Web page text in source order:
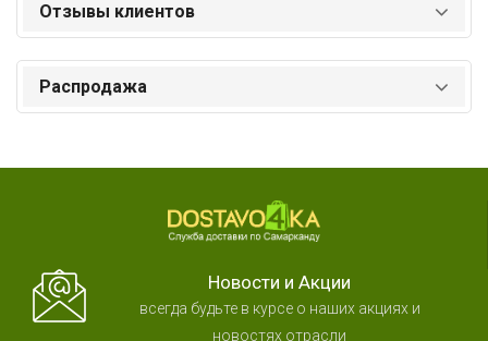
Отзывы клиентов
Распродажа
Новости и Акции
всегда будьте в курсе о наших акциях и
новостях отрасли